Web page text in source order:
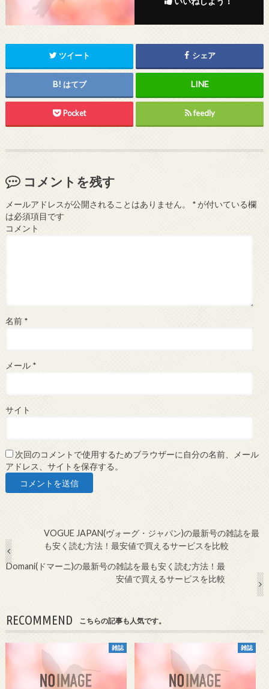
ツイート シェア
はてブ
Pocket feedly
コメントを残す
メールアドレスが公開されることはありません。 *が付いている欄
は必須項目です
コメント
名前 *
メール *
サイト
次回のコメントで使用するためブラウザーに自分の名前、メール
アドレス、サイトを保存する。
VOGUE JAPAN(ヴォーグ・ジャパン)の最新号の雑誌を最
も安く読む方法！最安値で買えるサービスを比較
Domani(ドマーニ)の最新号の雑誌を最も安く読む方法！最
安値で買えるサービスを比較
RECOMMEND こちらの記事も人気です。
雑誌 雑誌